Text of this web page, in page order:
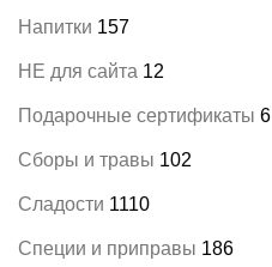
Напитки 157
НЕ для сайта 12
Подарочные сертификаты 6
Сборы и травы 102
Сладости 1110
Специи и приправы 186